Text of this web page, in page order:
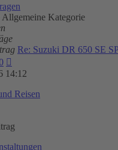
Kategorie
Re: Suzuki DR 650 SE
Beitrag
14:12
Reisen